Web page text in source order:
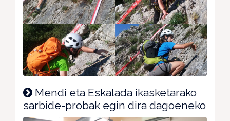
Mendi eta Eskalada ikasketarako
sarbide-probak egin dira dagoeneko